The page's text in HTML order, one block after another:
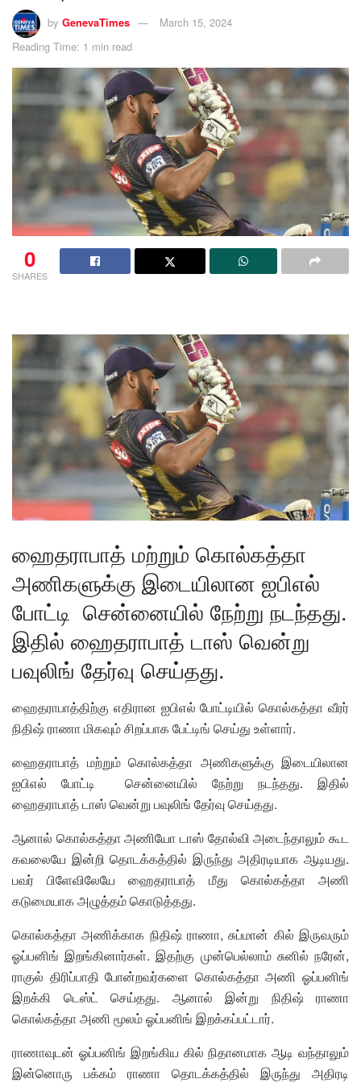
by GenevaTimes
March 15, 2024
Reading Time: 1 min read
0
SHARES
ஹைதராபாத் மற்றும் கொல்கத்தா
அணிகளுக்கு இடையிலான ஐபிஎல்
போட்டி சென்னையில் நேற்று நடந்தது.
இதில் ஹைதராபாத் டாஸ் வென்று
பவுலிங் தேர்வு செய்தது.
ஹைதராபாத்திற்கு எதிரான ஐபிஎல் போட்டியில் கொல்கத்தா வீரர்
நிதிஷ் ராணா மிகவும் சிறப்பாக பேட்டிங் செய்து உள்ளார்.
ஹைதராபாத் மற்றும் கொல்கத்தா அணிகளுக்கு இடையிலான
ஐபிஎல் போட்டி சென்னையில் நேற்று நடந்தது. இதில்
ஹைதராபாத் டாஸ் வென்று பவுலிங் தேர்வு செய்தது.
ஆனால் கொல்கத்தா அணியோ டாஸ் தோல்வி அடைந்தாலும் கூட
கவலையே இன்றி தொடக்கத்தில் இருந்து அதிரடியாக ஆடியது.
பவர் பிளேவிலேயே ஹைதராபாத் மீது கொல்கத்தா அணி
கடுமையாக அழுத்தம் கொடுத்தது.
கொல்கத்தா அணிக்காக நிதிஷ் ராணா, சுப்மான் கில் இருவரும்
ஓப்பனிங் இறங்கினார்கள். இதற்கு முன்பெல்லாம் சுனில் நரேன்,
ராகுல் திரிப்பாதி போன்றவர்களை கொல்கத்தா அணி ஓப்பனிங்
இறக்கி டெஸ்ட் செய்தது. ஆனால் இன்று நிதிஷ் ராணா
கொல்கத்தா அணி மூலம் ஓப்பனிங் இறக்கப்பட்டார்.
ராணாவுடன் ஓப்பனிங் இறங்கிய கில் நிதானமாக ஆடி வந்தாலும்
இன்னொரு பக்கம் ராணா தொடக்கத்தில் இருந்து அதிரடி